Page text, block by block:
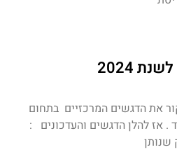
2024
נסקור את הדגשים המרכזיים בתחום
. אז להלן הדגשים והעדכונים :